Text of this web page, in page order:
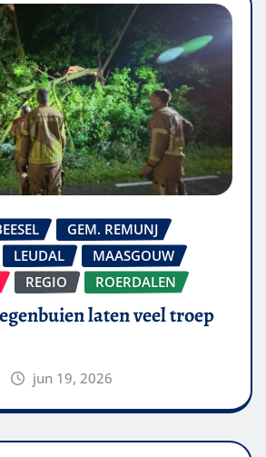
GEM. REMUNJ
LEUDAL
MAASGOUW
REGIO ROERDALEN
laten veel troep
jun 19, 2026